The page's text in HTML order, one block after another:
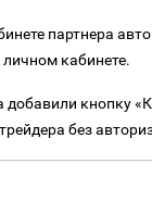
партнера
кабинете.
кнопку
без